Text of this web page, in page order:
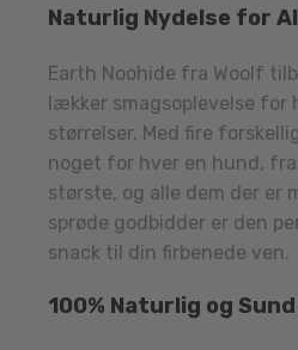
Naturlig Nydelse for
Earth Noohide fra Woolf
lækker smagsoplevelse for
størrelser. Med fire
noget for hver en hund,
største, og alle dem der er
sprøde godbidder er den
snack til din firbenede ven.
100% Naturlig og Sund